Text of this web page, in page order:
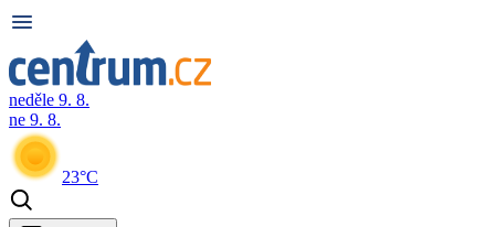
neděle 9. 8.
ne 9. 8.
23°C